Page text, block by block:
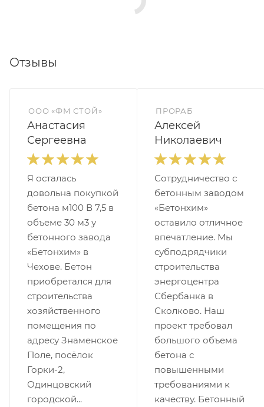
Отзывы
ООО «ФМ СТОЙ»
Анастасия
Сергеевна
Я осталась
довольна покупкой
бетона м100 В 7,5 в
объеме 30 м3 у
бетонного завода
«Бетонхим» в
Чехове. Бетон
приобретался для
строительства
хозяйственного
помещения по
адресу Знаменское
Поле, посёлок
Горки-2,
Одинцовский
городской...
ПРОРАБ
Алексей
Николаевич
Сотрудничество с
бетонным заводом
«Бетонхим»
оставило отличное
впечатление. Мы
субподрядчики
строительства
энергоцентра
Сбербанка в
Сколково. Наш
проект требовал
большого объема
бетона с
повышенными
требованиями к
качеству. Бетонный